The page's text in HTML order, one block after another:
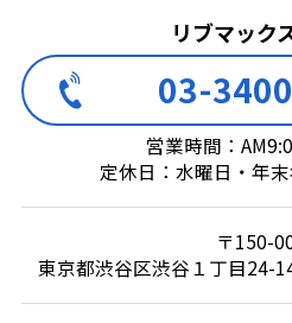
リブマック
03-
営業時間：
定休日：水曜日・年
〒150-
東京都渋谷区渋谷１丁目24-